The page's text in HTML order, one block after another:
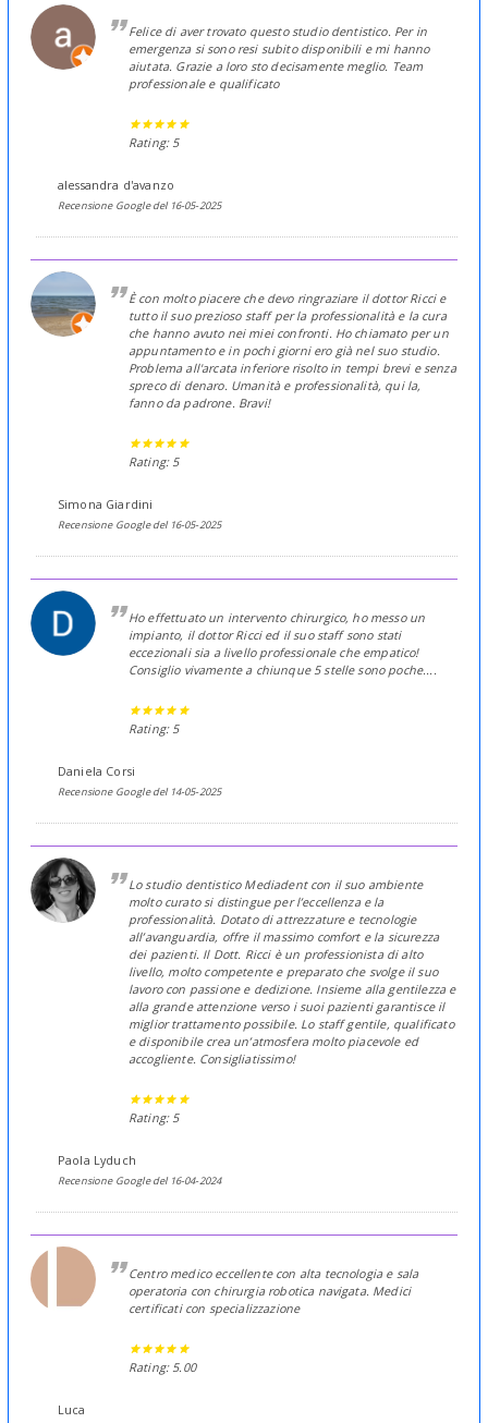
Felice di aver trovato questo studio dentistico. Per in
emergenza si sono resi subito disponibili e mi hanno
aiutata. Grazie a loro sto decisamente meglio. Team
professionale e qualificato
Rating: 5
alessandra d'avanzo
Recensione Google del 16-05-2025
È con molto piacere che devo ringraziare il dottor Ricci e
tutto il suo prezioso staff per la professionalità e la cura
che hanno avuto nei miei confronti. Ho chiamato per un
appuntamento e in pochi giorni ero già nel suo studio.
Problema all'arcata inferiore risolto in tempi brevi e senza
spreco di denaro. Umanità e professionalità, qui la,
fanno da padrone. Bravi!
Rating: 5
Simona Giardini
Recensione Google del 16-05-2025
Ho effettuato un intervento chirurgico, ho messo un
impianto, il dottor Ricci ed il suo staff sono stati
eccezionali sia a livello professionale che empatico!
Consiglio vivamente a chiunque 5 stelle sono poche....
Rating: 5
Daniela Corsi
Recensione Google del 14-05-2025
Lo studio dentistico Mediadent con il suo ambiente
molto curato si distingue per l’eccellenza e la
professionalità. Dotato di attrezzature e tecnologie
all’avanguardia, offre il massimo comfort e la sicurezza
dei pazienti. Il Dott. Ricci è un professionista di alto
livello, molto competente e preparato che svolge il suo
lavoro con passione e dedizione. Insieme alla gentilezza e
alla grande attenzione verso i suoi pazienti garantisce il
miglior trattamento possibile. Lo staff gentile, qualificato
e disponibile crea un’atmosfera molto piacevole ed
accogliente. Consigliatissimo!
Rating: 5
Paola Lyduch
Recensione Google del 16-04-2024
Centro medico eccellente con alta tecnologia e sala
operatoria con chirurgia robotica navigata. Medici
certificati con specializzazione
Rating: 5.00
Luca